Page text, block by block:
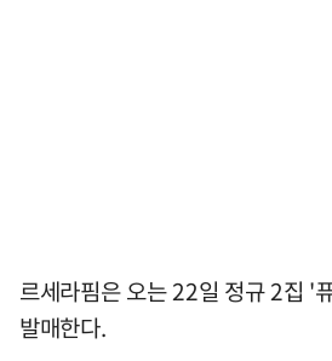
르세라핌은 오는 22일 정규 2집 '
발매한다.